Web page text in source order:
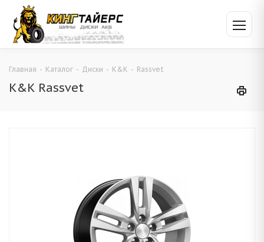
Главная - Каталог - Диски - K&K - Rassvet
K&K Rassvet